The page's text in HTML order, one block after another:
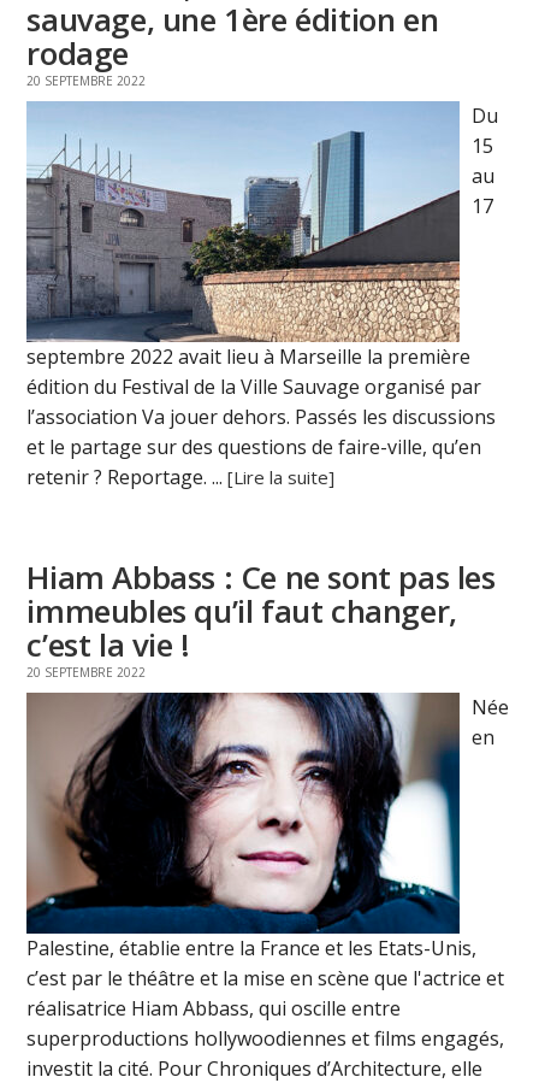
sauvage, une 1ère édition en
rodage
20 SEPTEMBRE 2022
Du
15
au
17
septembre 2022 avait lieu à Marseille la première
édition du Festival de la Ville Sauvage organisé par
l’association Va jouer dehors. Passés les discussions
et le partage sur des questions de faire-ville, qu’en
retenir ? Reportage. ...[Lire la suite]
Hiam Abbass : Ce ne sont pas les
immeubles qu’il faut changer,
c’est la vie !
20 SEPTEMBRE 2022
Née
en
Palestine, établie entre la France et les Etats-Unis,
c’est par le théâtre et la mise en scène que l'actrice et
réalisatrice Hiam Abbass, qui oscille entre
superproductions hollywoodiennes et films engagés,
investit la cité. Pour Chroniques d’Architecture, elle